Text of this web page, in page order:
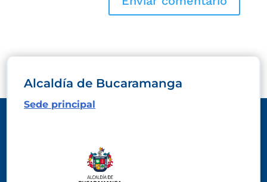
Alcaldía de Bucaramanga
Sede principal